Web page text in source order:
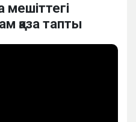
қаза тапты